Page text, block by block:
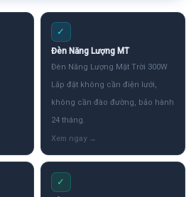
✓
Đèn Năng Lượng MT
Đèn Năng Lượng Mặt Trời 300W
Lắp đặt không cần điện lưới,
không cần đào đường, bảo hành
24 tháng.
✓